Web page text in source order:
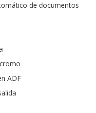
de documentos
ADF